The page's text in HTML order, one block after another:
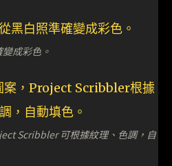
成彩色。
Scribbler 可根據紋理、色調，自